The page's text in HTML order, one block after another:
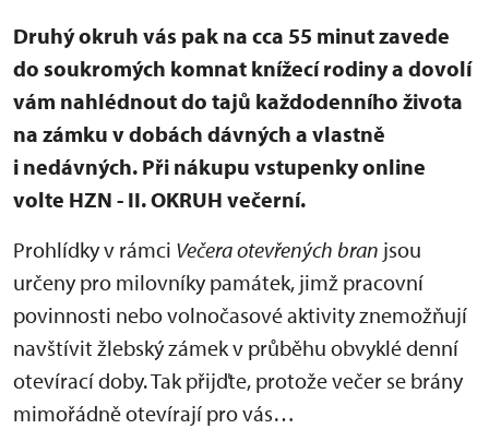
Druhý okruh vás pak na cca 55 minut zavede
do soukromých komnat knížecí rodiny a dovolí
vám nahlédnout do tajů každodenního života
na zámku v dobách dávných a vlastně
i nedávných. Při nákupu vstupenky online
volte HZN - II. OKRUH večerní.
Prohlídky v rámci Večera otevřených bran jsou
určeny pro milovníky památek, jimž pracovní
povinnosti nebo volnočasové aktivity znemožňují
navštívit žlebský zámek v průběhu obvyklé denní
otevírací doby. Tak přijďte, protože večer se brány
mimořádně otevírají pro vás…